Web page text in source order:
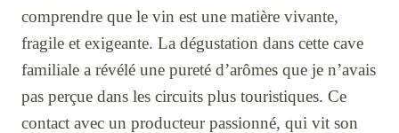
comprendre que le vin est une matière vivante,
fragile et exigeante. La dégustation dans cette cave
familiale a révélé une pureté d’arômes que je n’avais
pas perçue dans les circuits plus touristiques. Ce
contact avec un producteur passionné, qui vit son